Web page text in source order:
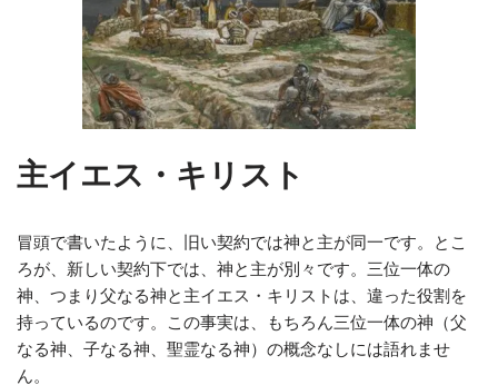
主イエス・キリスト
冒頭で書いたように、旧い契約では神と主が同一です。とこ
ろが、新しい契約下では、神と主が別々です。三位一体の
神、つまり父なる神と主イエス・キリストは、違った役割を
持っているのです。この事実は、もちろん三位一体の神（父
なる神、子なる神、聖霊なる神）の概念なしには語れませ
ん。